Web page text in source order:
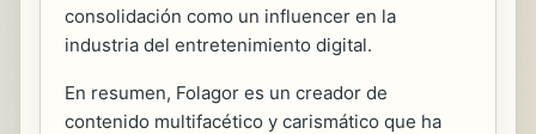
consolidación como un influencer en la
industria del entretenimiento digital.
En resumen, Folagor es un creador de
contenido multifacético y carismático que ha